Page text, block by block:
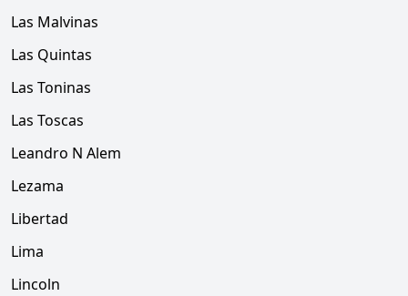
Las Malvinas
Las Quintas
Las Toninas
Las Toscas
Leandro N Alem
Lezama
Libertad
Lima
Lincoln